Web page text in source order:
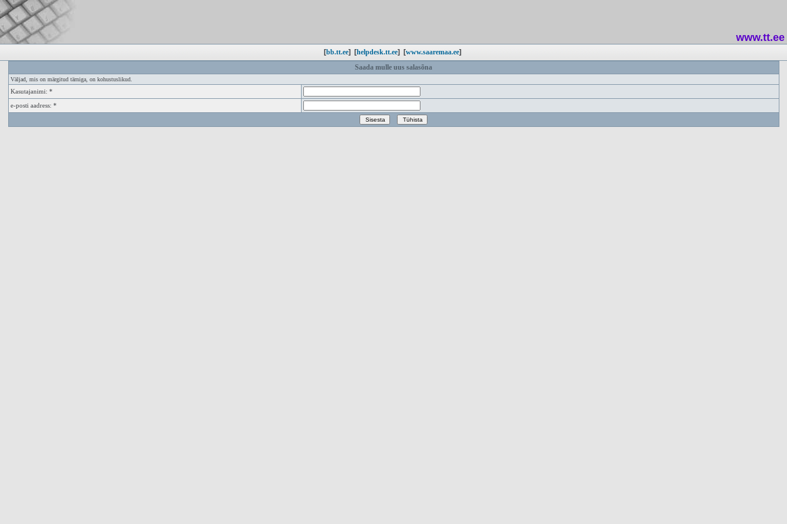
www.tt.ee
[bb.tt.ee] [helpdesk.tt.ee] [www.saaremaa.ee]
Saada mulle uus salasõna
Väljad, mis on märgitud tärniga, on kohustuslikud.
Kasutajanimi: *
e-posti aadress: *